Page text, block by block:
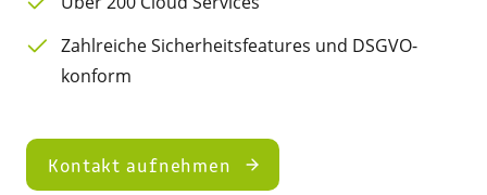
Zahlreiche Sicherheitsfeatures und DSGVO-
konform
Kontakt aufnehmen